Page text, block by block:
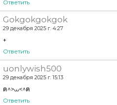
Ответить
Gokgokgokgok
29 декабря 2025 г. 4:27
+
Ответить
uonlywish500
29 декабря 2025 г. 15:13
ฅ^>⩊<^ฅ
Ответить